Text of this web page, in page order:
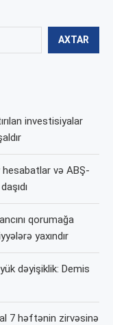
AXTAR
investisiyalar
və ABŞ-
qorumağa
yaxındır
dəyişiklik: Demis
7 həftənin zirvəsinə